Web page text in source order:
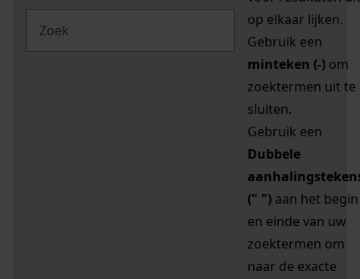
op elkaar lijken.
Gebruik een
minteken (-) om
zoektermen uit te
sluiten.
Gebruik een
Dubbele
(" ") aan het begin
en einde van uw
zoektermen om
naar de exacte